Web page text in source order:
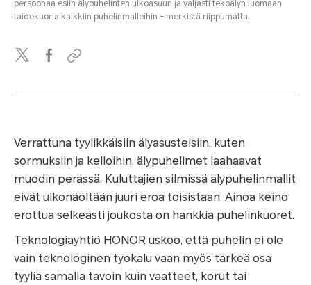
persoonaa esiin älypuhelinten ulkoasuun ja valjasti tekoälyn luomaan
taidekuoria kaikkiin puhelinmalleihin – merkistä riippumatta.
Verrattuna tyylikkäisiin älyasusteisiin, kuten
sormuksiin ja kelloihin, älypuhelimet laahaavat
muodin perässä. Kuluttajien silmissä älypuhelinmallit
eivät ulkonäöltään juuri eroa toisistaan. Ainoa keino
erottua selkeästi joukosta on hankkia puhelinkuoret.
Teknologiayhtiö HONOR uskoo, että puhelin ei ole
vain teknologinen työkalu vaan myös tärkeä osa
tyyliä samalla tavoin kuin vaatteet, korut tai